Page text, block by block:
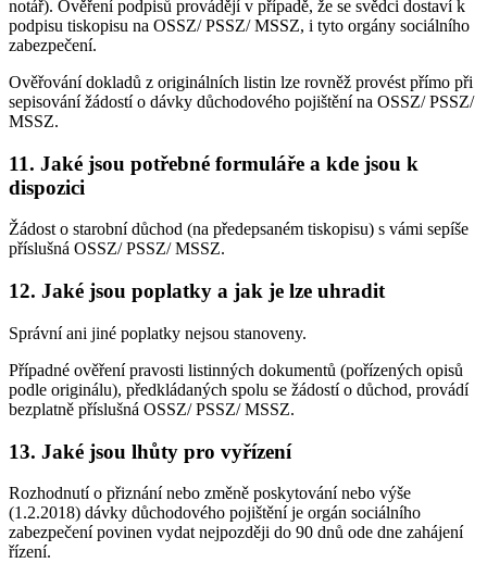
notář). Ověření podpisů provádějí v případě, že se svědci dostaví k
podpisu tiskopisu na OSSZ/ PSSZ/ MSSZ, i tyto orgány sociálního
zabezpečení.
Ověřování dokladů z originálních listin lze rovněž provést přímo při
sepisování žádostí o dávky důchodového pojištění na OSSZ/ PSSZ/
MSSZ.
11. Jaké jsou potřebné formuláře a kde jsou k
dispozici
Žádost o starobní důchod (na předepsaném tiskopisu) s vámi sepíše
příslušná OSSZ/ PSSZ/ MSSZ.
12. Jaké jsou poplatky a jak je lze uhradit
Správní ani jiné poplatky nejsou stanoveny.
Případné ověření pravosti listinných dokumentů (pořízených opisů
podle originálu), předkládaných spolu se žádostí o důchod, provádí
bezplatně příslušná OSSZ/ PSSZ/ MSSZ.
13. Jaké jsou lhůty pro vyřízení
Rozhodnutí o přiznání nebo změně poskytování nebo výše
(1.2.2018) dávky důchodového pojištění je orgán sociálního
zabezpečení povinen vydat nejpozději do 90 dnů ode dne zahájení
řízení.